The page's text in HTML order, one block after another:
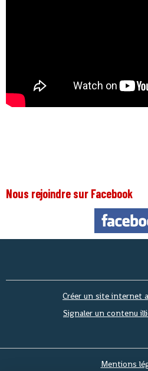
Nous rejoindre sur Facebook
Créer un site internet
Signaler un contenu
Mentions